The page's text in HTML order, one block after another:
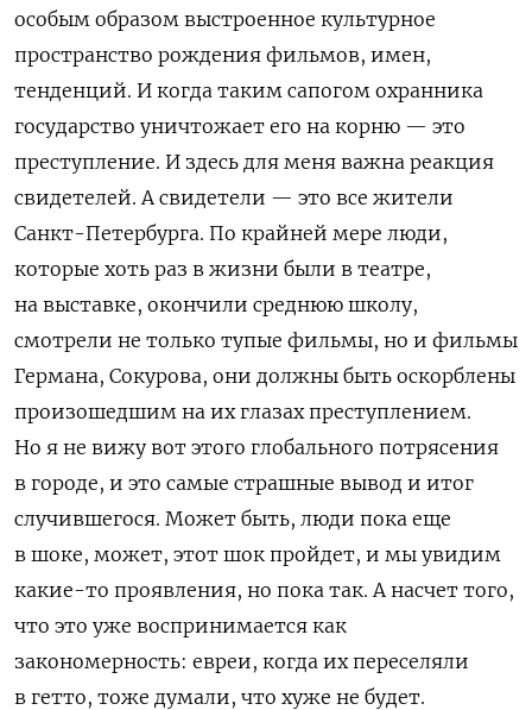
особым образом выстроенное культурное
пространство рождения фильмов, имен,
тенденций. И когда таким сапогом охранника
государство уничтожает его на корню — это
преступление. И здесь для меня важна реакция
свидетелей. А свидетели — это все жители
Санкт-Петербурга. По крайней мере люди,
которые хоть раз в жизни были в театре,
на выставке, окончили среднюю школу,
смотрели не только тупые фильмы, но и фильмы
Германа, Сокурова, они должны быть оскорблены
произошедшим на их глазах преступлением.
Но я не вижу вот этого глобального потрясения
в городе, и это самые страшные вывод и итог
случившегося. Может быть, люди пока еще
в шоке, может, этот шок пройдет, и мы увидим
какие-то проявления, но пока так. А насчет того,
что это уже воспринимается как
закономерность: евреи, когда их переселяли
в гетто, тоже думали, что хуже не будет.